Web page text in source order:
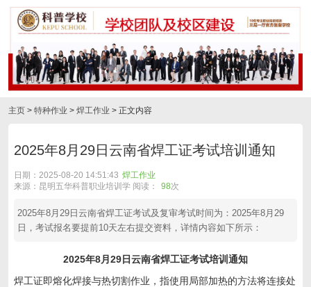
主页 > 特种作业 > 焊工作业 > 正文内容
2025年8月29日云南省焊工证考试培训通知
日期：2025-08-20 14:51:43 焊工作业
来源：昆明五华科普职业培训学 阅读：
98次
2025年8月29日云南省焊工证考试及复审考试时间为：2025年8月29
日，考试报名要提前10天左右提交资料，详情内容如下所示：
2025年8月29日云南省焊工证考试培训通知
焊工证即熔化焊接与热切割作业，指使用局部加热的方法将连接处